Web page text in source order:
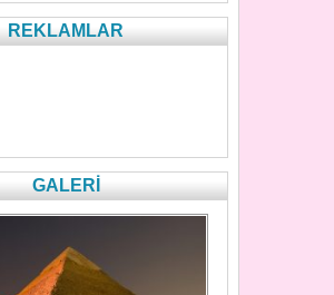
REKLAMLAR
GALERİ